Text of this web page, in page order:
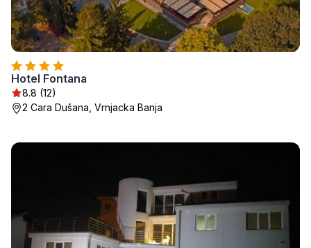
Hotel Fontana
8.8 (12)
2 Cara Dušana, Vrnjacka Banja